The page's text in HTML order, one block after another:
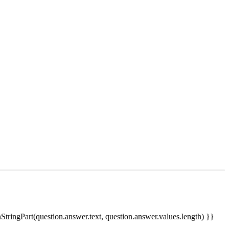
question.answer.values.length) }}